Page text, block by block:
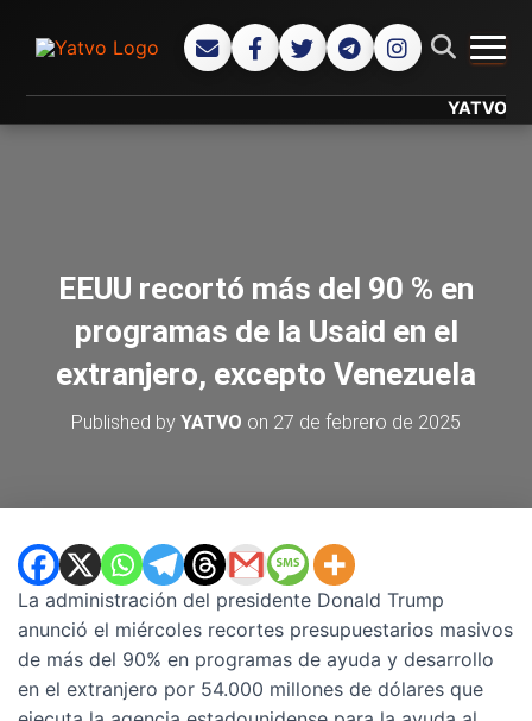
YATVO...
EEUU recortó más del 90 % en
programas de la Usaid en el
extranjero, excepto Venezuela
Published by YATVO on 27 de febrero de 2025
La administración del presidente Donald Trump
anunció el miércoles recortes presupuestarios masivos
de más del 90% en programas de ayuda y desarrollo
en el extranjero por 54.000 millones de dólares que